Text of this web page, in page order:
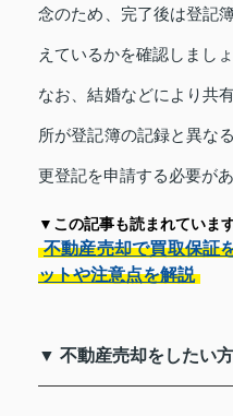
念のため、完了後は登記
えているかを確認しましょ
なお、結婚などにより共
所が登記簿の記録と異な
更登記を申請する必要があ
▼この記事も読まれていま
不動産売却で買取保証
ットや注意点を解説
▼ 不動産売却をしたい